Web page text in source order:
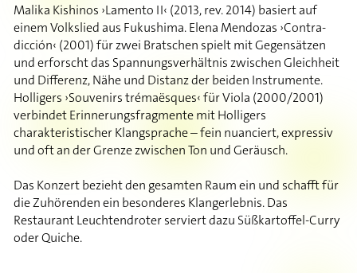
Malika Kishinos ›Lamento II‹ (2013, rev. 2014) basiert auf
einem Volkslied aus Fukushima. Elena Mendozas ›Contra-
dicción‹ (2001) für zwei Bratschen spielt mit Gegensätzen
und erforscht das Spannungsverhältnis zwischen Gleichheit
und Differenz, Nähe und Distanz der beiden Instrumente.
Holligers ›Souvenirs trémaësques‹ für Viola (2000/2001)
verbindet Erinnerungsfragmente mit Holligers
charakteristischer Klangsprache – fein nuanciert, expressiv
und oft an der Grenze zwischen Ton und Geräusch.
Das Konzert bezieht den gesamten Raum ein und schafft für
die Zuhörenden ein besonderes Klangerlebnis. Das
Restaurant Leuchtendroter serviert dazu Süßkartoffel-Curry
oder Quiche.